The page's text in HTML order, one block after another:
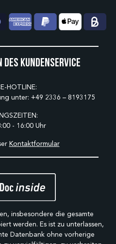
Kundenservice
HOTLINE:
unter: +49 2336 – 8193175
- 16:00 Uhr
Kontaktformular
insbesondere die gesamte
werden. Es ist zu unterlassen,
Datenbank ohne vorherige